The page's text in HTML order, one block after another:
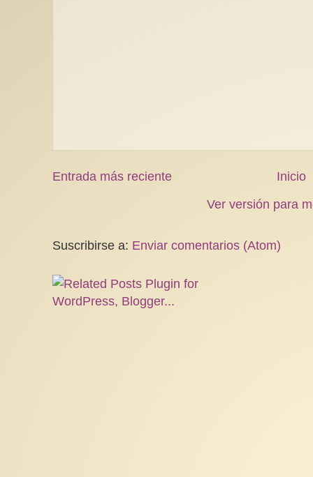
Entrada más reciente
Inicio
Ver versión para
Suscribirse a: Enviar comentarios (Atom)